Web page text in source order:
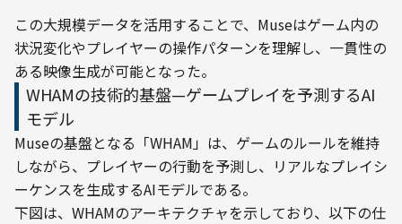
この大規模データを活用することで、Museはゲーム内の
状況変化やプレイヤーの操作パターンを理解し、一貫性の
ある映像生成が可能となった。
WHAMの技術的基盤—ゲームプレイを予測するAI
モデル
Museの基盤となる「WHAM」は、ゲームのルールを維持
しながら、プレイヤーの行動を予測し、リアルなプレイシ
ーケンスを生成するAIモデルである。
下図は、WHAMのアーキテクチャを示しており、以下の仕